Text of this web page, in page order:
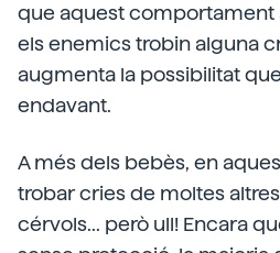
que aquest comportament
els enemics trobin alguna
augmenta la possibilitat
endavant.
A més dels bebès, en
trobar cries de moltes
cérvols... però ull! Encara